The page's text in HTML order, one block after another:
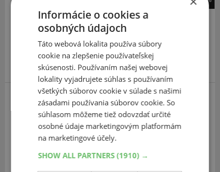
205 55 R16 91T
Hankook
W462 Winter i*cept RS3
Bezpečné a presné ovládanie na suchých cestách,
bezpečné a presné ovládanie na zimných cestách, dobrý
predpokladaný počet najazdených kilometrov, veľmi nízka
Informácie o cookies a
osobných údajoch
Táto webová lokalita používa súbory
cookie na zlepšenie používateľskej
skúsenosti. Používaním našej webovej
lokality vyjadrujete súhlas s používaním
všetkých súborov cookie v súlade s našimi
zásadami používania súborov cookie. So
súhlasom môžeme tiež odovzdať určité
osobné údaje marketingovým platformám
na marketingové účely.
SHOW ALL PARTNERS(1910) →